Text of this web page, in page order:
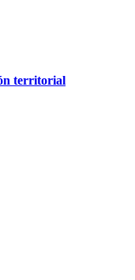
territorial